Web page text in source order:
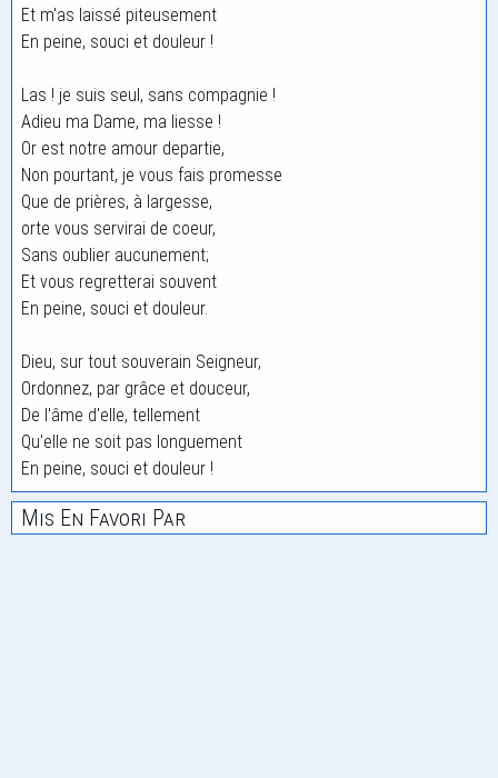
Et m'as laissé piteusement
En peine, souci et douleur !
Las ! je suis seul, sans compagnie !
Adieu ma Dame, ma liesse !
Or est notre amour departie,
Non pourtant, je vous fais promesse
Que de prières, à largesse,
orte vous servirai de coeur,
Sans oublier aucunement;
Et vous regretterai souvent
En peine, souci et douleur.
Dieu, sur tout souverain Seigneur,
Ordonnez, par grâce et douceur,
De l'âme d'elle, tellement
Qu'elle ne soit pas longuement
En peine, souci et douleur !
Mis En Favori Par